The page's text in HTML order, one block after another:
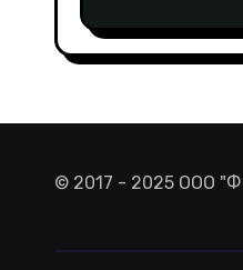
© 2017 - 2025 ООО